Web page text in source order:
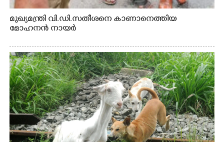
മുഖ്യമന്ത്രി വി.ഡി.സതീശനെ കാണാനെത്തിയ
മോഹനൻ നായർ